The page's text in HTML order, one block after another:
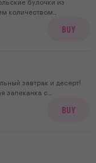
понятные
количеством
BUY
завтрак и десерт!
запеканка с
свежей и
BUY